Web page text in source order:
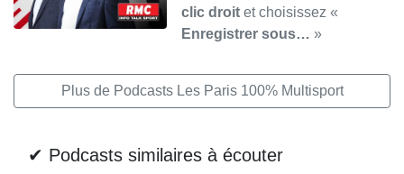
clic droit et choisissez «
Enregistrer sous… »
Plus de Podcasts Les Paris 100% Multisport
✔ Podcasts similaires à écouter